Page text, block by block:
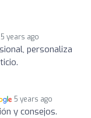
5 years ago
personaliza
5 years ago
y consejos.